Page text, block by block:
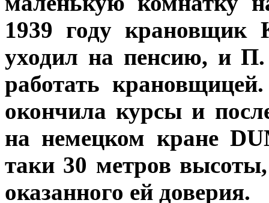
1939 году крановщик
уходил на пенсию, и
работать
окончила курсы и
на немецком кране
таки 30 метров
оказанного ей доверия.